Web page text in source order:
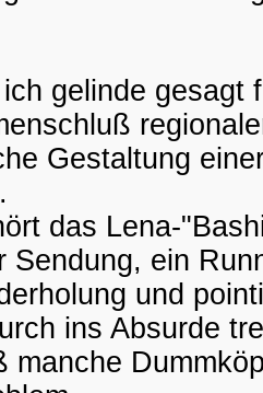
gelinde gesagt
Gestaltung
das Lena-
Sendung, ein
und
ins Absurde
manche